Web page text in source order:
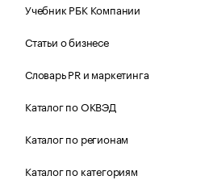
Учебник РБК Компании
Статьи о бизнесе
Словарь PR и маркетинга
Каталог по ОКВЭД
Каталог по регионам
Каталог по категориям